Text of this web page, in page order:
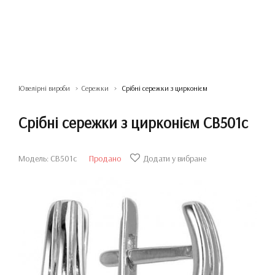
Ювелірні вироби Сережки Срібні сережки з цирконієм
Срібні сережки з цирконієм СВ501с
Модель: СВ501с Продано Додати у вибране